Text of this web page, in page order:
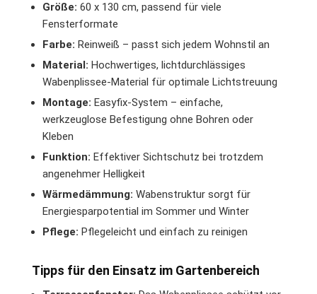
Größe: 60 x 130 cm, passend für viele
Fensterformate
Farbe: Reinweiß – passt sich jedem Wohnstil an
Material: Hochwertiges, lichtdurchlässiges
Wabenplissee-Material für optimale Lichtstreuung
Montage: Easyfix-System – einfache,
werkzeuglose Befestigung ohne Bohren oder
Kleben
Funktion: Effektiver Sichtschutz bei trotzdem
angenehmer Helligkeit
Wärmedämmung: Wabenstruktur sorgt für
Energiesparpotential im Sommer und Winter
Pflege: Pflegeleicht und einfach zu reinigen
Tipps für den Einsatz im Gartenbereich